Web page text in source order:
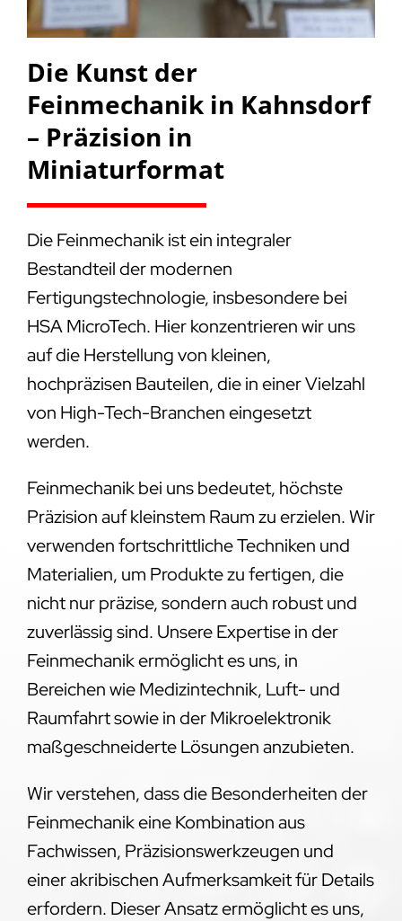
Die Kunst der
Feinmechanik in Kahnsdorf
– Präzision in
Miniaturformat
Die Feinmechanik ist ein integraler
Bestandteil der modernen
Fertigungstechnologie, insbesondere bei
HSA MicroTech. Hier konzentrieren wir uns
auf die Herstellung von kleinen,
hochpräzisen Bauteilen, die in einer Vielzahl
von High-Tech-Branchen eingesetzt
werden.
Feinmechanik bei uns bedeutet, höchste
Präzision auf kleinstem Raum zu erzielen. Wir
verwenden fortschrittliche Techniken und
Materialien, um Produkte zu fertigen, die
nicht nur präzise, sondern auch robust und
zuverlässig sind. Unsere Expertise in der
Feinmechanik ermöglicht es uns, in
Bereichen wie Medizintechnik, Luft- und
Raumfahrt sowie in der Mikroelektronik
maßgeschneiderte Lösungen anzubieten.
Wir verstehen, dass die Besonderheiten der
Feinmechanik eine Kombination aus
Fachwissen, Präzisionswerkzeugen und
einer akribischen Aufmerksamkeit für Details
erfordern. Dieser Ansatz ermöglicht es uns,